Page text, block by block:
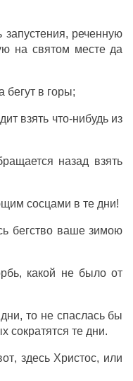
запустения, реченную
на святом местеда
бегут в горы;
взять что-нибудь из
назад взять
сосцами в те дни!
бегство ваше зимою
, какой не было от
дни, то не спаслась бы
сократятся те дни.
, здесь Христос, или